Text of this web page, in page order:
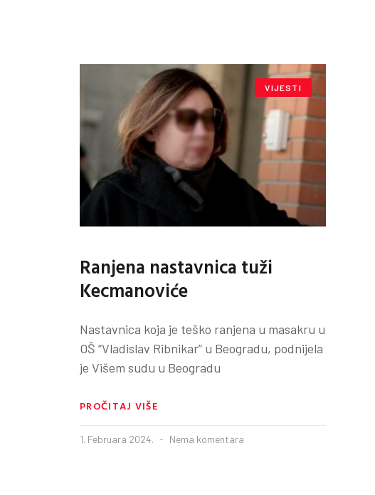
VIJESTI
Ranjena nastavnica tuži
Kecmanoviće
Nastavnica koja je teško ranjena u masakru u
OŠ “Vladislav Ribnikar” u Beogradu, podnijela
je Višem sudu u Beogradu
PROČITAJ VIŠE
1. Februara 2024. Nema komentara